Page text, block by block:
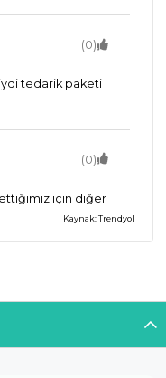
(0)
tedarik paketi
(0)
için diğer
kalırızKaynak: Trendyol